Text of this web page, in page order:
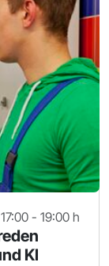
17:00 - 19:00 h
KI